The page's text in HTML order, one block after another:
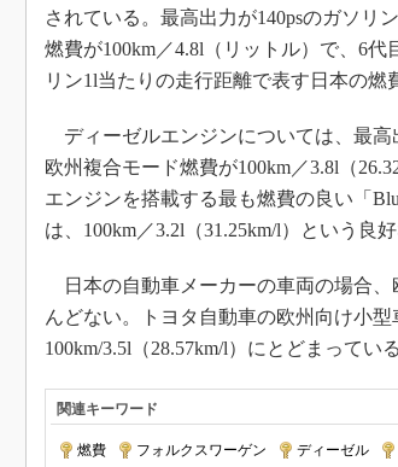
されている。最高出力が140psのガソリ
燃費が100km／4.8l（リットル）で、6
リン1l当たりの走行距離で表す日本の燃
ディーゼルエンジンについては、最高
欧州複合モード燃費が100km／3.8l（
エンジンを搭載する最も燃費の良い「
は、100km／3.2l（31.25km/l）という良
日本の自動車メーカーの車両の場合、
んどない。トヨタ自動車の欧州向け小型
100km/3.5l（28.57km/l）にとどまっている
関連キーワード
燃費 フォルクスワーゲン ディーゼル